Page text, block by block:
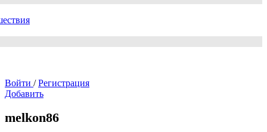
Войти / Регистрация
Добавить
melkon86